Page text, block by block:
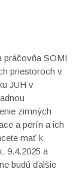
práčovňa SOMI
priestoroch v
JUH v
zimných
a perín a ich
mať k
9.4.2025 a
budú ďalšie